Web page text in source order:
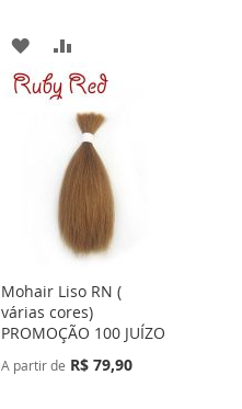
ADICIONAR
À
DESEJOS
PARA
COMPARAR
Mohair Liso RN (
várias cores)
PROMOÇÃO 100 JUÍZO
A partir de R$ 79,90